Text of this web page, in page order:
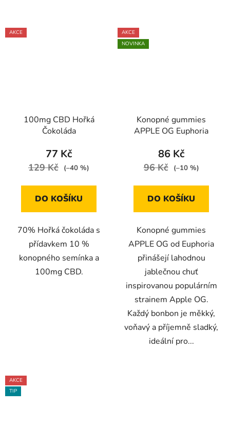
AKCE
100mg CBD Hořká
Čokoláda
77 Kč
129 Kč (–40 %)
DO KOŠÍKU
70% Hořká čokoláda s
přídavkem 10 %
konopného semínka a
100mg CBD.
AKCE
NOVINKA
Konopné gummies
APPLE OG Euphoria
86 Kč
96 Kč (–10 %)
DO KOŠÍKU
Konopné gummies
APPLE OG od Euphoria
přinášejí lahodnou
jablečnou chuť
inspirovanou populárním
strainem Apple OG.
Každý bonbon je měkký,
voňavý a příjemně sladký,
ideální pro...
AKCE
TIP